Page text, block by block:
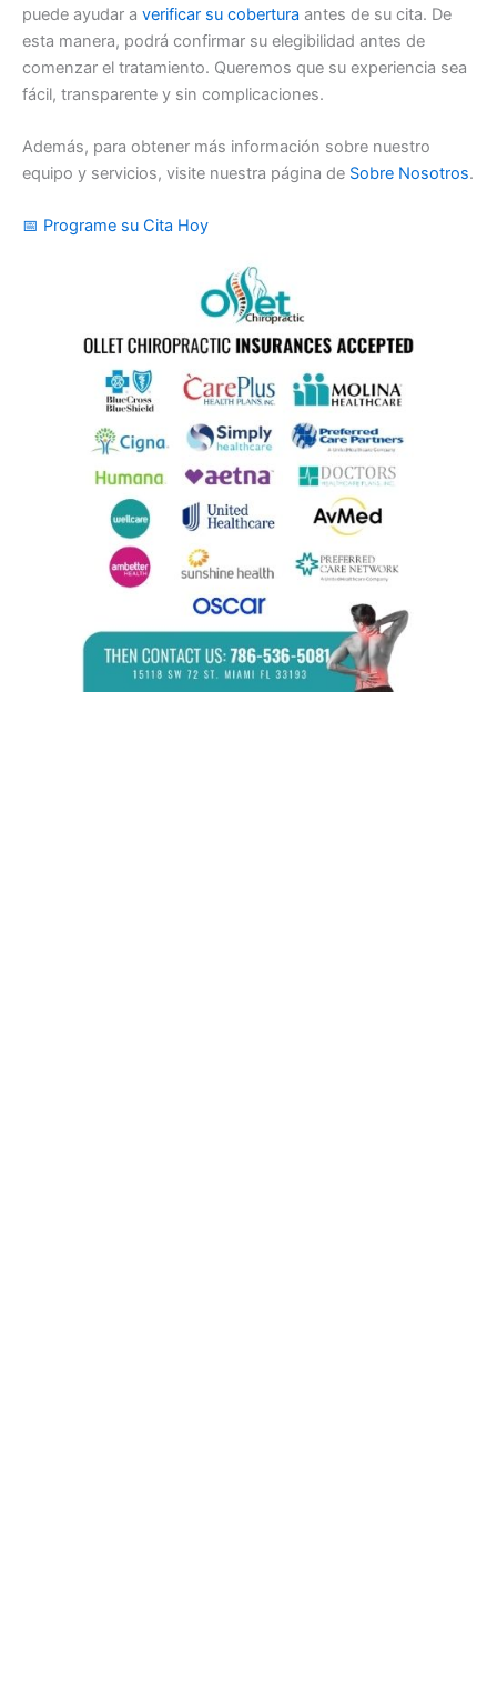
puede ayudar a verificar su cobertura antes de su cita. De
esta manera, podrá confirmar su elegibilidad antes de
comenzar el tratamiento. Queremos que su experiencia sea
fácil, transparente y sin complicaciones.
Además, para obtener más información sobre nuestro
equipo y servicios, visite nuestra página de Sobre Nosotros.
📅 Programe su Cita Hoy